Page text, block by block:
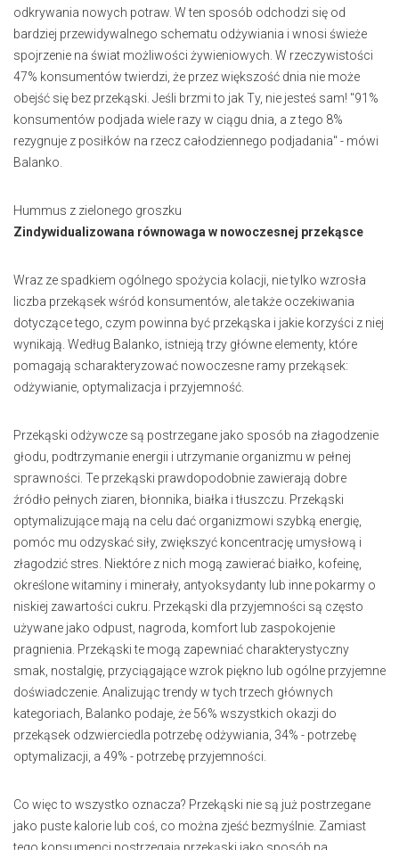
odkrywania nowych potraw. W ten sposób odchodzi się od
bardziej przewidywalnego schematu odżywiania i wnosi świeże
spojrzenie na świat możliwości żywieniowych. W rzeczywistości
47% konsumentów twierdzi, że przez większość dnia nie może
obejść się bez przekąski. Jeśli brzmi to jak Ty, nie jesteś sam! "91%
konsumentów podjada wiele razy w ciągu dnia, a z tego 8%
rezygnuje z posiłków na rzecz całodziennego podjadania" - mówi
Balanko.
Hummus z zielonego groszku
Zindywidualizowana równowaga w nowoczesnej przekąsce
Wraz ze spadkiem ogólnego spożycia kolacji, nie tylko wzrosła
liczba przekąsek wśród konsumentów, ale także oczekiwania
dotyczące tego, czym powinna być przekąska i jakie korzyści z niej
wynikają. Według Balanko, istnieją trzy główne elementy, które
pomagają scharakteryzować nowoczesne ramy przekąsek:
odżywianie, optymalizacja i przyjemność.
Przekąski odżywcze są postrzegane jako sposób na złagodzenie
głodu, podtrzymanie energii i utrzymanie organizmu w pełnej
sprawności. Te przekąski prawdopodobnie zawierają dobre
źródło pełnych ziaren, błonnika, białka i tłuszczu. Przekąski
optymalizujące mają na celu dać organizmowi szybką energię,
pomóc mu odzyskać siły, zwiększyć koncentrację umysłową i
złagodzić stres. Niektóre z nich mogą zawierać białko, kofeinę,
określone witaminy i minerały, antyoksydanty lub inne pokarmy o
niskiej zawartości cukru. Przekąski dla przyjemności są często
używane jako odpust, nagroda, komfort lub zaspokojenie
pragnienia. Przekąski te mogą zapewniać charakterystyczny
smak, nostalgię, przyciągające wzrok piękno lub ogólne przyjemne
doświadczenie. Analizując trendy w tych trzech głównych
kategoriach, Balanko podaje, że 56% wszystkich okazji do
przekąsek odzwierciedla potrzebę odżywiania, 34% - potrzebę
optymalizacji, a 49% - potrzebę przyjemności.
Co więc to wszystko oznacza? Przekąski nie są już postrzegane
jako puste kalorie lub coś, co można zjeść bezmyślnie. Zamiast